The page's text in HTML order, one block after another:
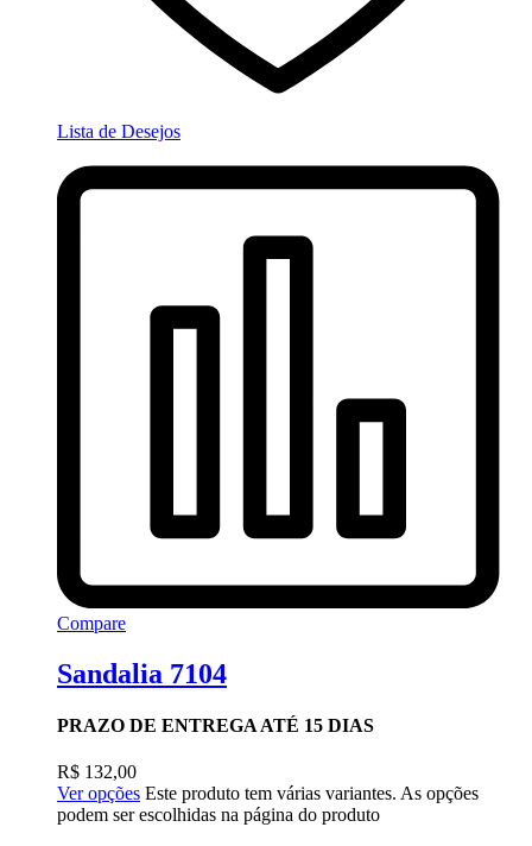
Lista de Desejos
Compare
Sandalia 7104
PRAZO DE ENTREGA ATÉ 15 DIAS
R$ 132,00
Ver opções Este produto tem várias variantes. As opções
podem ser escolhidas na página do produto